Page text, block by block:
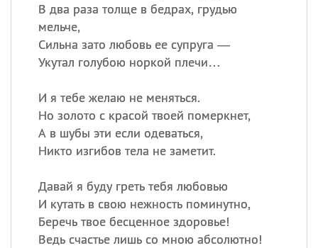
В два раза толще в бедрах, грудью
мельче,
Сильна зато любовь ее супруга —
Укутал голубою норкой плечи…
И я тебе желаю не меняться.
Но золото с красой твоей померкнет,
А в шубы эти если одеваться,
Никто изгибов тела не заметит.
Давай я буду греть тебя любовью
И кутать в свою нежность поминутно,
Беречь твое бесценное здоровье!
Ведь счастье лишь со мною абсолютно!